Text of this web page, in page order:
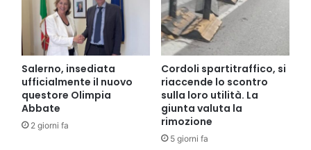
Salerno, insediata
ufficialmente il nuovo
questore Olimpia
Abbate
2 giorni fa
Cordoli spartitraffico, si
riaccende lo scontro
sulla loro utilità. La
giunta valuta la
rimozione
5 giorni fa